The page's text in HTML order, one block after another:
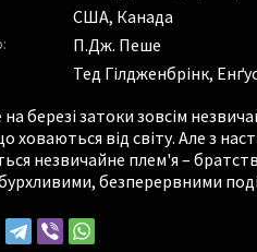
США, Канада
П.Дж. Пеше
Тед Гілдженбрінк,
березі затоки зовсім
ховаються від світу. Але з
незвичайне плем'я –
безперервними